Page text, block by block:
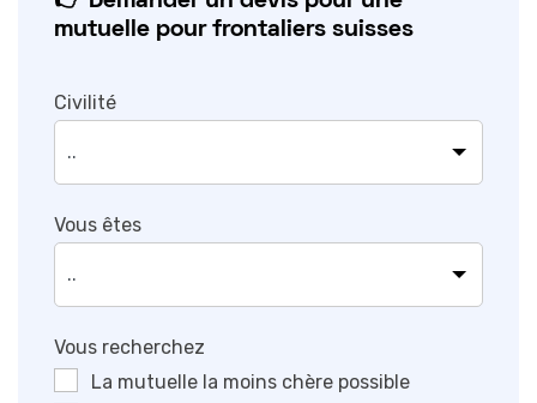
mutuelle pour frontaliers suisses
Civilité
Vous êtes
Vous recherchez
La mutuelle la moins chère possible